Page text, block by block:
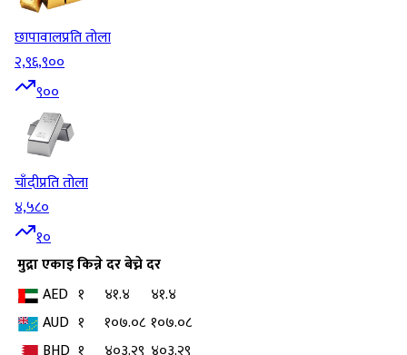
छापावालप्रति तोला
२,९६,९००
९००
चाँदीप्रति तोला
४,५८०
१०
मुद्राएकाइकिन्ने दरबेच्ने दर
AED १ ४१.४
४१.४
AUD १ १०७.०८ १०७.०८